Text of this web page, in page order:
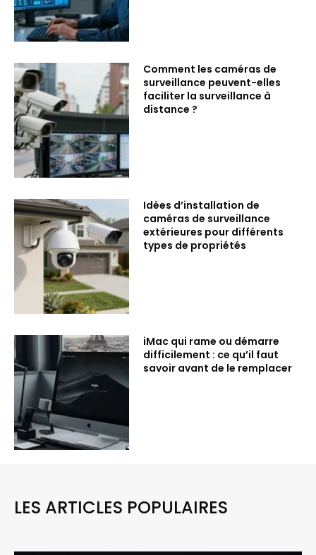
Comment les caméras de
surveillance peuvent-elles
faciliter la surveillance à
distance ?
Idées d’installation de
caméras de surveillance
extérieures pour différents
types de propriétés
iMac qui rame ou démarre
difficilement : ce qu’il faut
savoir avant de le remplacer
LES ARTICLES POPULAIRES